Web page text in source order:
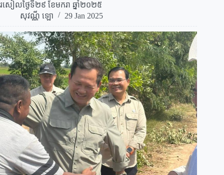
រសៀលថ្ងៃទី២៩ ខែមករា ឆ្នាំ២០២៥
សុវណ្ណី ឡោ
29 Jan 2025